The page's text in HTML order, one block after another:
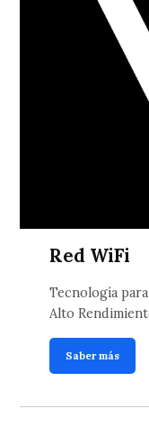
Red WiFi
Tecnología
Alto
Saber más